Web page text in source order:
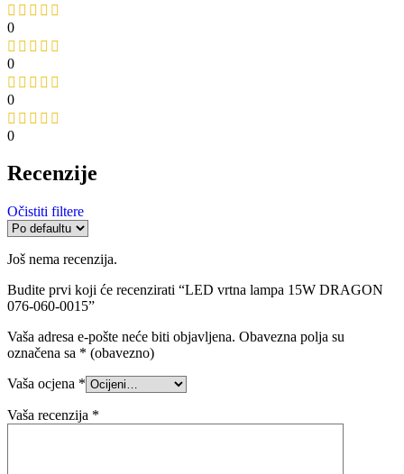
0
0
0
0
Recenzije
Očistiti filtere
Još nema recenzija.
Budite prvi koji će recenzirati “LED vrtna lampa 15W DRAGON
076-060-0015”
Vaša adresa e-pošte neće biti objavljena. Obavezna polja su
označena sa * (obavezno)
Vaša ocjena *
Vaša recenzija *